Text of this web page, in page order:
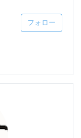
フォロー